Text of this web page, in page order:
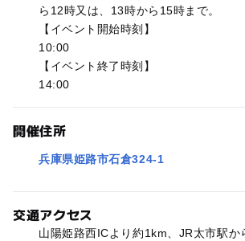
ら12時又は、13時から15時まで。
【イベント開始時刻】
10:00
【イベント終了時刻】
14:00
開催住所
兵庫県姫路市石倉324-1
交通アクセス
山陽姫路西ICより約1km、JR太市駅か